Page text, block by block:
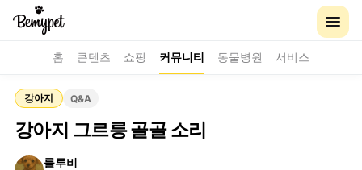
홈 콘텐츠 쇼핑 커뮤니티 동물병원 서비스
강아지 Q&A
강아지 그르릉 골골 소리
룰루비